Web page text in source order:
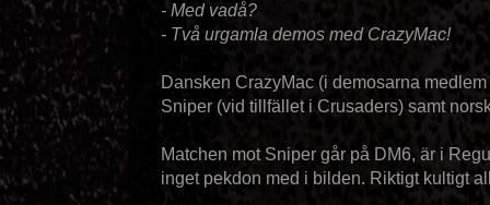
- Med vadå?
- Två urgamla demos med CrazyMac!
Dansken CrazyMac (i demosarna
Sniper (vid tillfället i Crusaders) samt
Matchen mot Sniper går på DM6, är i
inget pekdon med i bilden. Riktigt kultigt